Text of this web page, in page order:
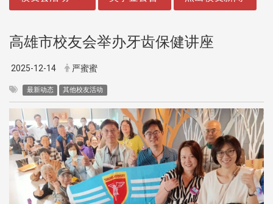
高雄市校友会举办牙齿保健讲座
2025-12-14 严蜜蜜
最新动态 其他校友活动